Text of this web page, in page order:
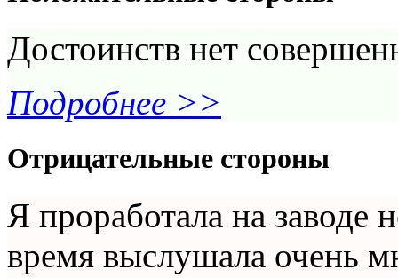
Достоинств нет
Подробнее >>
Отрицательные стороны
Я проработала на заводе
время выслушала очень